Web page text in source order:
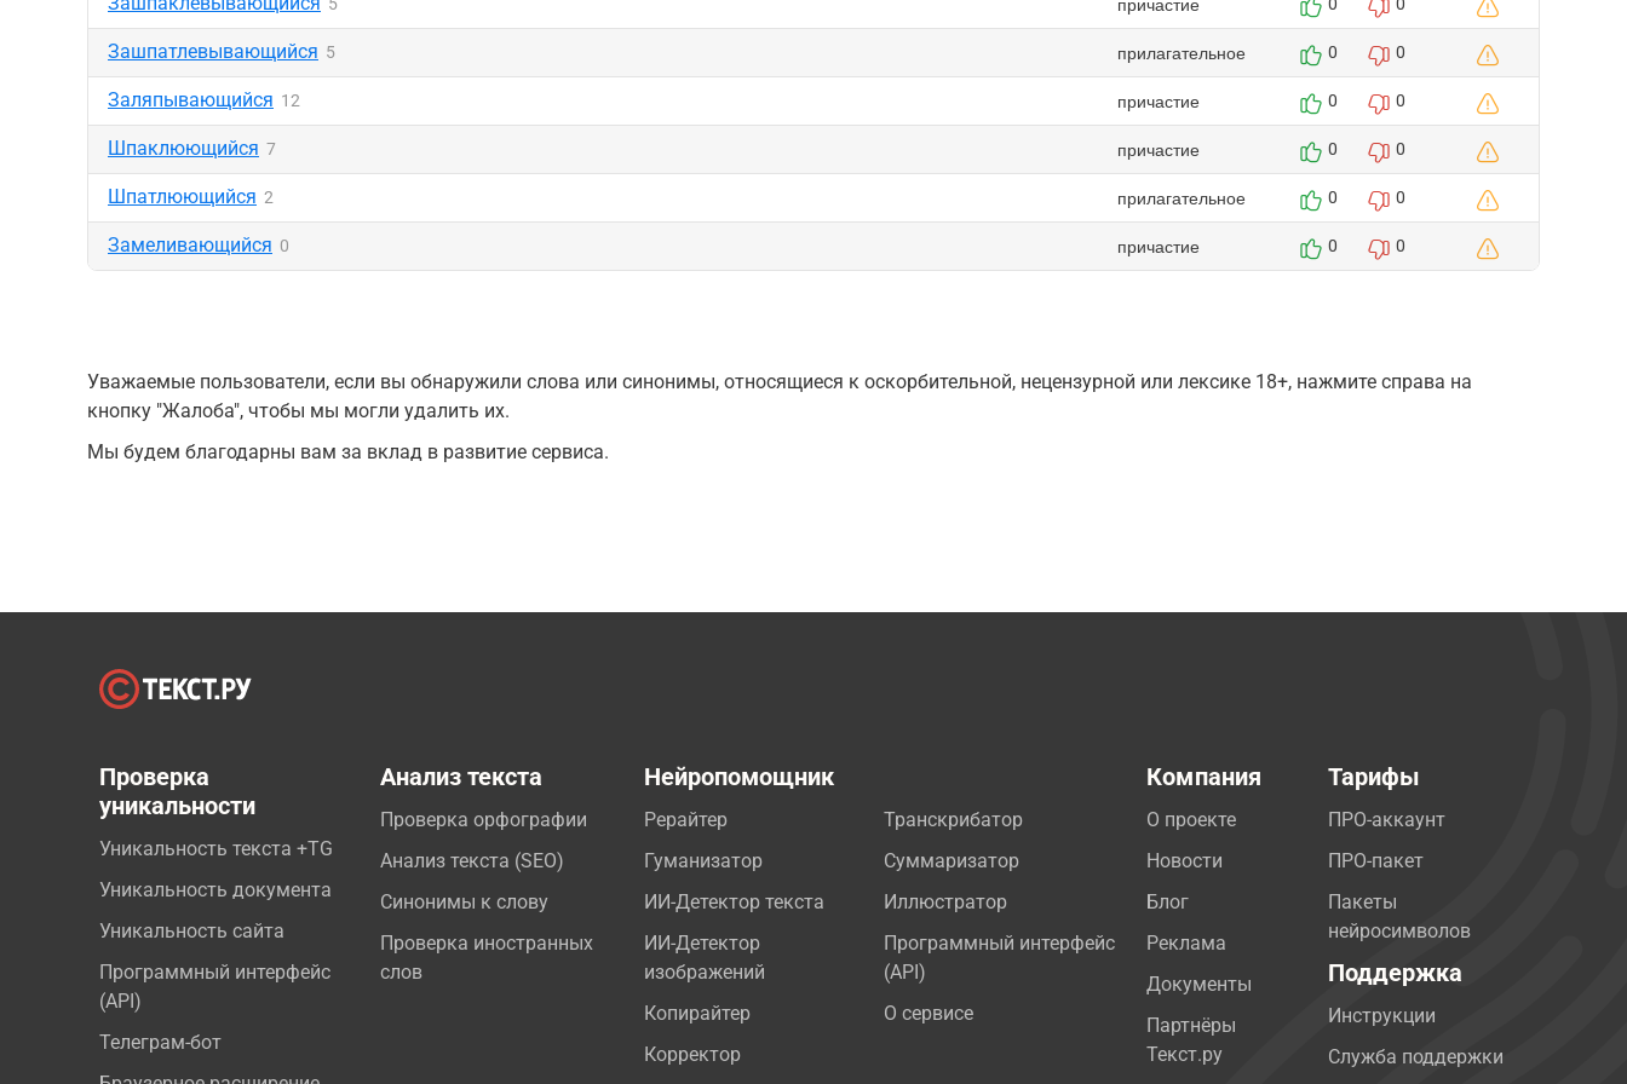
Зашпатлевывающийся 5 прилагательное 0 0
Заляпывающийся 12 причастие 0 0
Шпаклюющийся 7 причастие 0 0
Шпатлюющийся 2 прилагательное 0 0
Замеливающийся 0 причастие 0 0
Уважаемые пользователи, если вы обнаружили слова или синонимы, относящиеся к оскорбительной, нецензурной или лексике 18+, нажмите справа на
кнопку "Жалоба", чтобы мы могли удалить их.
Мы будем благодарны вам за вклад в развитие сервиса.
Проверка
уникальности
Уникальность текста +TG
Уникальность документа
Уникальность сайта
Программный интерфейс
(API)
Телеграм-бот
Анализ текста
Проверка орфографии
Анализ текста (SEO)
Синонимы к слову
Проверка иностранных
слов
Нейропомощник
Рерайтер
Гуманизатор
ИИ-Детектор текста
ИИ-Детектор
изображений
Копирайтер
Корректор
Транскрибатор
Суммаризатор
Иллюстратор
Программный интерфейс
(API)
О сервисе
Компания
О проекте
Новости
Блог
Реклама
Документы
Партнёры
Текст.ру
Тарифы
ПРО-аккаунт
ПРО-пакет
Пакеты
нейросимволов
Поддержка
Инструкции
Служба поддержки